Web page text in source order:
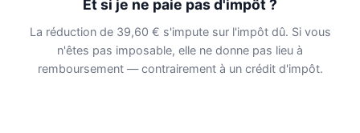
Et si je ne paie pas d'impôt ?
La réduction de 39,60 € s'impute sur l'impôt dû. Si vous
n'êtes pas imposable, elle ne donne pas lieu à
remboursement — contrairement à un crédit d'impôt.